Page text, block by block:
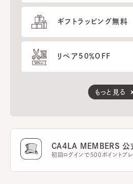
ギフトラッピング無料
リペア50％OFF
もっと見る
CA4LA MEMBERS 公
初回ログインで500ポイントプレ